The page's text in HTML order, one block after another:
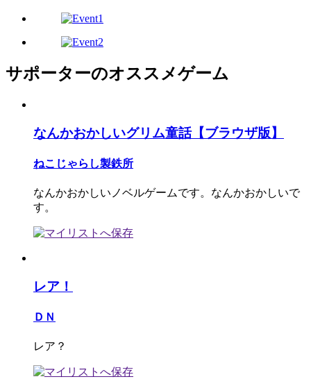
サポーターのオススメゲーム
なんかおかしいグリム童話【ブラウザ版】
ねこじゃらし製鉄所
なんかおかしいノベルゲームです。なんかおかしいで
す。
レア！
ＤＮ
レア？